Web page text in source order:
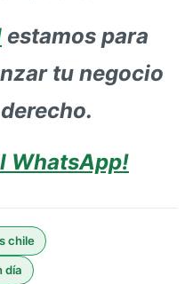
estamos para
tu negocio
WhatsApp!
chile
día